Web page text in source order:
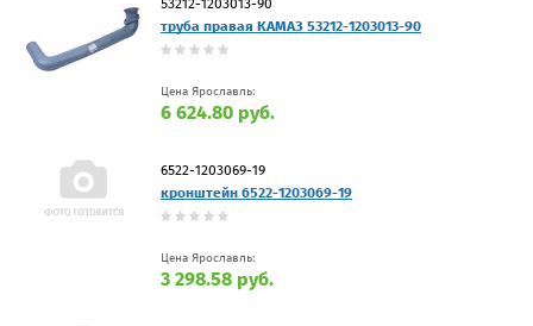
труба правая КАМАЗ 53212-1203013-90
Цена Ярославль:
6 624.80 руб.
6522-1203069-19
кронштейн 6522-1203069-19
Цена Ярославль:
3 298.58 руб.